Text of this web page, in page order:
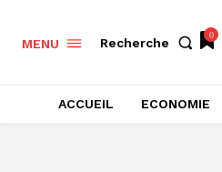
MENU Recherche
0
ACCUEIL ECONOMIE